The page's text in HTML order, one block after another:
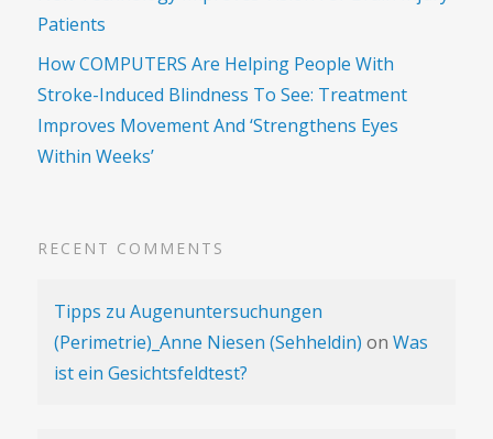
Patients
How COMPUTERS Are Helping People With
Stroke-Induced Blindness To See: Treatment
Improves Movement And ‘Strengthens Eyes
Within Weeks’
RECENT COMMENTS
Tipps zu Augenuntersuchungen
(Perimetrie)_Anne Niesen (Sehheldin) on Was
ist ein Gesichtsfeldtest?